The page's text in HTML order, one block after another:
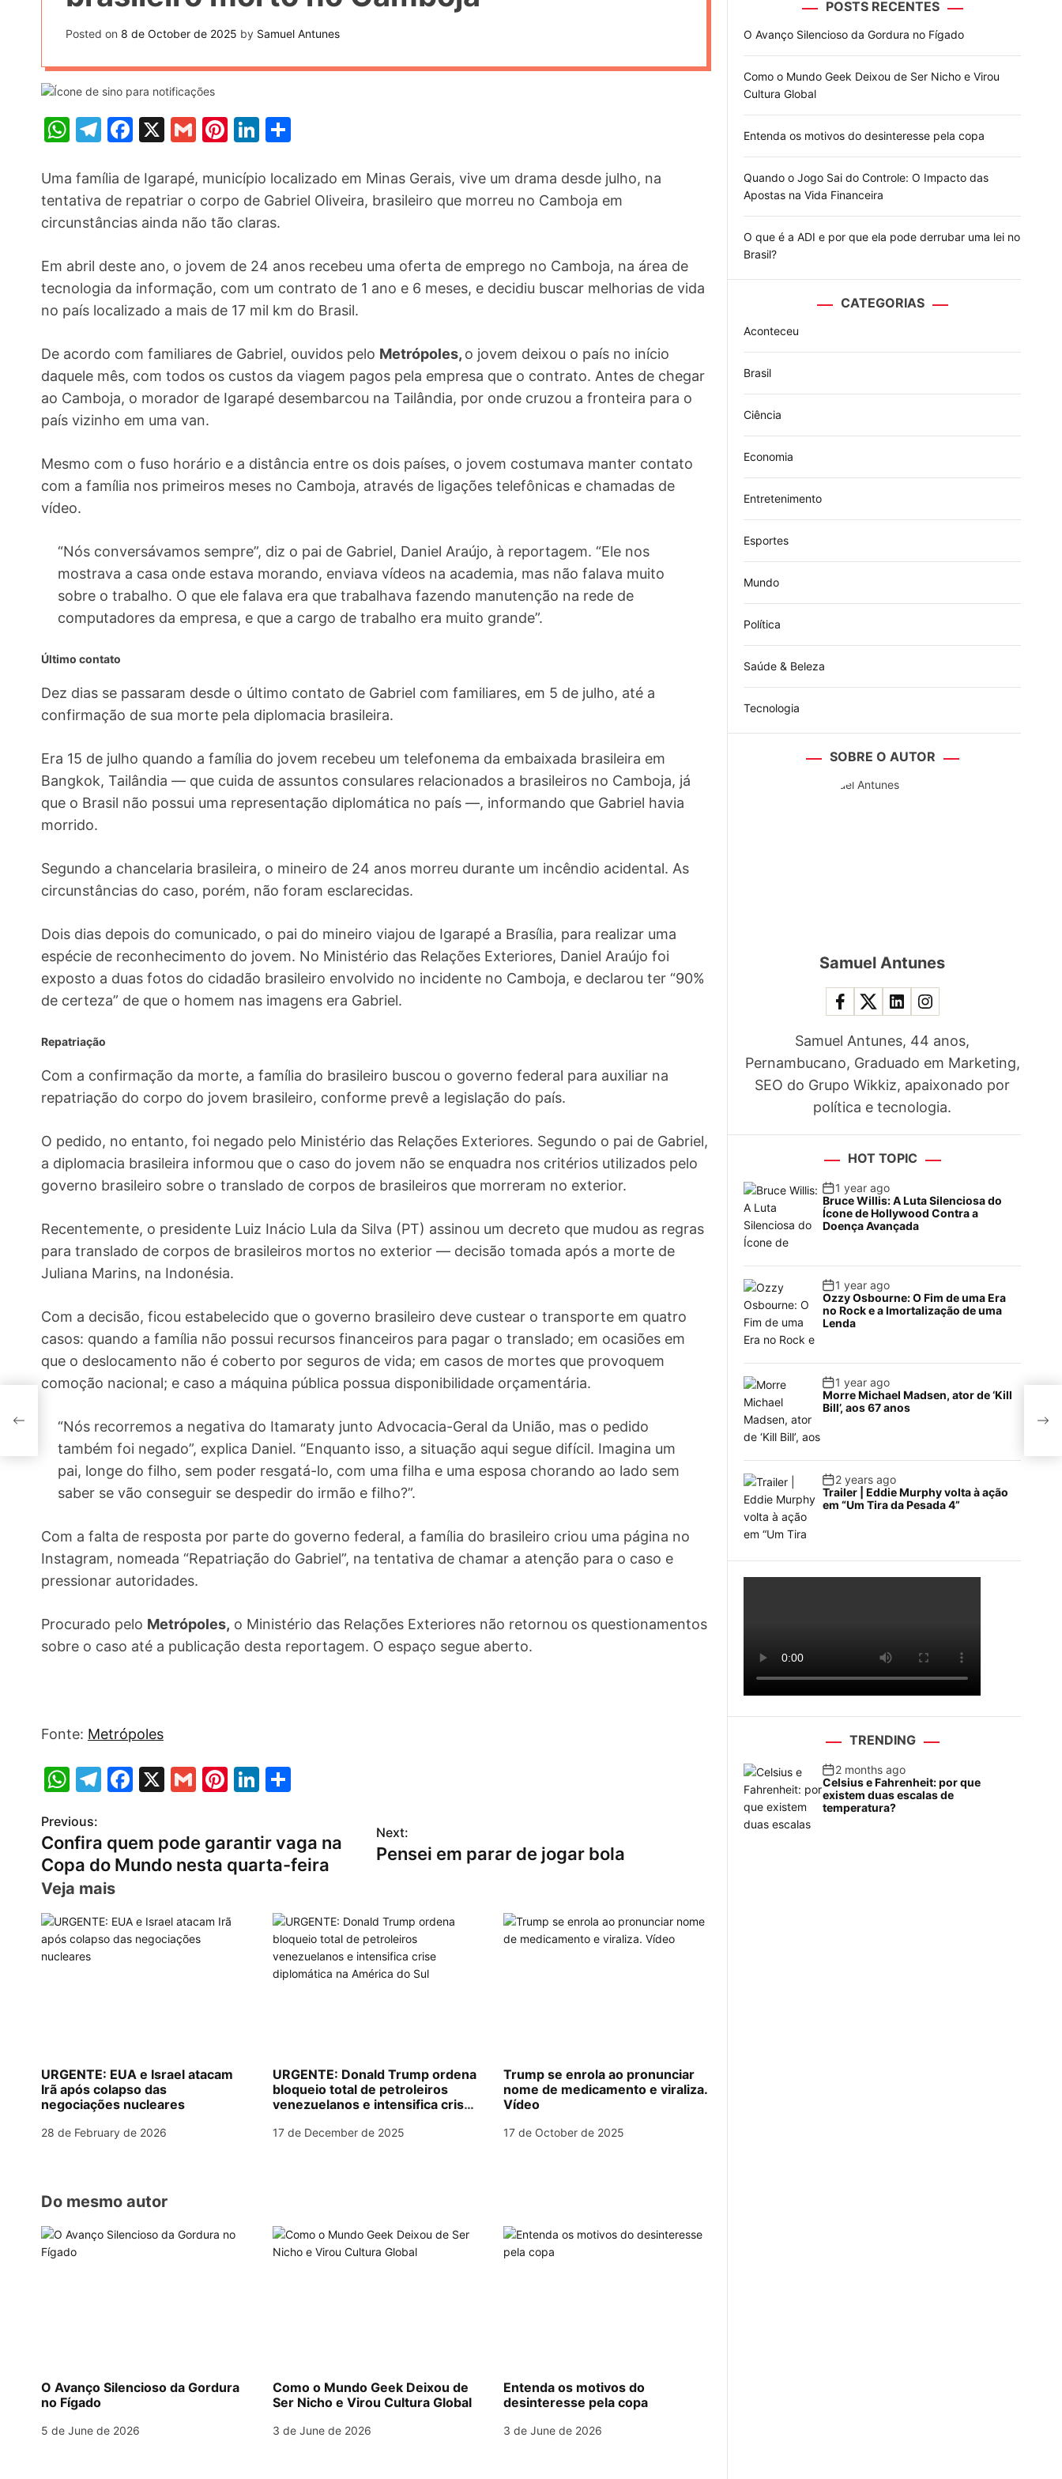
o
e
Posted on 8 de October de 2025 by Samuel Antunes
W
at
s
A
p
p
T
e
gr
a
m
F
c
e
b
o
o
k
X
G
ai
l
Pi
er
e
st
Li
k
e
dI
n
ar
e
Uma família de Igarapé, município localizado em Minas Gerais, vive um drama desde julho, na
tentativa de repatriar o corpo de Gabriel Oliveira, brasileiro que morreu no Camboja em
circunstâncias ainda não tão claras.
Em abril deste ano, o jovem de 24 anos recebeu uma oferta de emprego no Camboja, na área de
tecnologia da informação, com um contrato de 1 ano e 6 meses, e decidiu buscar melhorias de vida
no país localizado a mais de 17 mil km do Brasil.
De acordo com familiares de Gabriel, ouvidos pelo Metrópoles, o jovem deixou o país no início
daquele mês, com todos os custos da viagem pagos pela empresa que o contrato. Antes de chegar
ao Camboja, o morador de Igarapé desembarcou na Tailândia, por onde cruzou a fronteira para o
país vizinho em uma van.
Mesmo com o fuso horário e a distância entre os dois países, o jovem costumava manter contato
com a família nos primeiros meses no Camboja, através de ligações telefônicas e chamadas de
vídeo.
“Nós conversávamos sempre”, diz o pai de Gabriel, Daniel Araújo, à reportagem. “Ele nos
mostrava a casa onde estava morando, enviava vídeos na academia, mas não falava muito
sobre o trabalho. O que ele falava era que trabalhava fazendo manutenção na rede de
computadores da empresa, e que a cargo de trabalho era muito grande”.
Último contato
Dez dias se passaram desde o último contato de Gabriel com familiares, em 5 de julho, até a
confirmação de sua morte pela diplomacia brasileira.
Era 15 de julho quando a família do jovem recebeu um telefonema da embaixada brasileira em
Bangkok, Tailândia — que cuida de assuntos consulares relacionados a brasileiros no Camboja, já
que o Brasil não possui uma representação diplomática no país —, informando que Gabriel havia
morrido.
Segundo a chancelaria brasileira, o mineiro de 24 anos morreu durante um incêndio acidental. As
circunstâncias do caso, porém, não foram esclarecidas.
Dois dias depois do comunicado, o pai do mineiro viajou de Igarapé a Brasília, para realizar uma
espécie de reconhecimento do jovem. No Ministério das Relações Exteriores, Daniel Araújo foi
exposto a duas fotos do cidadão brasileiro envolvido no incidente no Camboja, e declarou ter “90%
de certeza” de que o homem nas imagens era Gabriel.
Repatriação
Com a confirmação da morte, a família do brasileiro buscou o governo federal para auxiliar na
repatriação do corpo do jovem brasileiro, conforme prevê a legislação do país.
O pedido, no entanto, foi negado pelo Ministério das Relações Exteriores. Segundo o pai de Gabriel,
a diplomacia brasileira informou que o caso do jovem não se enquadra nos critérios utilizados pelo
governo brasileiro sobre o translado de corpos de brasileiros que morreram no exterior.
Recentemente, o presidente Luiz Inácio Lula da Silva (PT) assinou um decreto que mudou as regras
para translado de corpos de brasileiros mortos no exterior — decisão tomada após a morte de
Juliana Marins, na Indonésia.
Com a decisão, ficou estabelecido que o governo brasileiro deve custear o transporte em quatro
casos: quando a família não possui recursos financeiros para pagar o translado; em ocasiões em
que o deslocamento não é coberto por seguros de vida; em casos de mortes que provoquem
comoção nacional; e caso a máquina pública possua disponibilidade orçamentária.
“Nós recorremos a negativa do Itamaraty junto Advocacia-Geral da União, mas o pedido
também foi negado”, explica Daniel. “Enquanto isso, a situação aqui segue difícil. Imagina um
pai, longe do filho, sem poder resgatá-lo, com uma filha e uma esposa chorando ao lado sem
saber se vão conseguir se despedir do irmão e filho?”.
Com a falta de resposta por parte do governo federal, a família do brasileiro criou uma página no
Instagram, nomeada “Repatriação do Gabriel”, na tentativa de chamar a atenção para o caso e
pressionar autoridades.
Procurado pelo Metrópoles, o Ministério das Relações Exteriores não retornou os questionamentos
sobre o caso até a publicação desta reportagem. O espaço segue aberto.
Fonte: Metrópoles
W
at
s
A
p
T
gr
a
m
F
e
b
o
X
G
l
Pi
e
st
Li
k
e
dI
n
e
P
o
s
t
n
g
a
t
Previous:
Confira quem pode garantir vaga na
Copa do Mundo nesta quarta-feira
Next:
Pensei em parar de jogar bola
Veja mais
URGENTE: EUA e Israel atacam
Irã após colapso das
negociações nucleares
28 de February de 2026
URGENTE: Donald Trump ordena
bloqueio total de petroleiros
venezuelanos e intensifica crise
17 de December de 2025
Trump se enrola ao pronunciar
nome de medicamento e viraliza.
Vídeo
17 de October de 2025
Do mesmo autor
O Avanço Silencioso da Gordura
no Fígado
5 de June de 2026
Como o Mundo Geek Deixou de
Ser Nicho e Virou Cultura Global
3 de June de 2026
Entenda os motivos do
desinteresse pela copa
3 de June de 2026
POSTS RECENTES
O Avanço Silencioso da Gordura no Fígado
Como o Mundo Geek Deixou de Ser Nicho e Virou
Cultura Global
Entenda os motivos do desinteresse pela copa
Quando o Jogo Sai do Controle: O Impacto das
Apostas na Vida Financeira
O que é a ADI e por que ela pode derrubar uma lei no
Brasil?
CATEGORIAS
Aconteceu
Brasil
Ciência
Economia
Entretenimento
Esportes
Mundo
Política
Saúde & Beleza
Tecnologia
SOBRE O AUTOR
Samuel Antunes
Samuel Antunes, 44 anos,
Pernambucano, Graduado em Marketing,
SEO do Grupo Wikkiz, apaixonado por
política e tecnologia.
HOT TOPIC
1 year ago
Bruce Willis: A Luta Silenciosa do
Ícone de Hollywood Contra a
Doença Avançada
1 year ago
Ozzy Osbourne: O Fim de uma Era
no Rock e a Imortalização de uma
Lenda
1 year ago
Morre Michael Madsen, ator de ‘Kill
Bill’, aos 67 anos
2 years ago
Trailer | Eddie Murphy volta à ação
em “Um Tira da Pesada 4”
TRENDING
2 months ago
Celsius e Fahrenheit: por que
existem duas escalas de
temperatura?